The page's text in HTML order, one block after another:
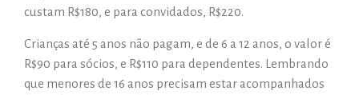
custam R$180, e para convidados, R$220.
Crianças até 5 anos não pagam, e de 6 a 12 anos, o valor é
R$90 para sócios, e R$110 para dependentes. Lembrando
que menores de 16 anos precisam estar acompanhados